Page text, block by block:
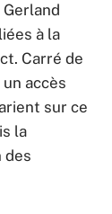
à la
Carré de
accès
sur ce
la
des